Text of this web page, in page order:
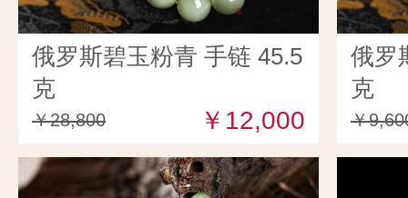
俄罗斯碧玉粉青 手链 45.5
克
￥28,800 ￥12,000
俄罗
克
￥